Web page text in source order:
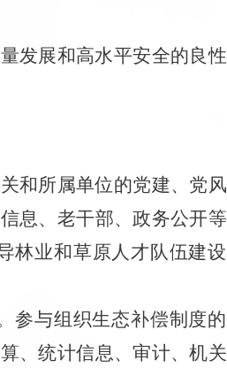
发展和高水平安全的良
和所属单位的党建、党
息、老干部、政务公开
林业和草原人才队伍建
参与组织生态补偿制度
、统计信息、审计、机